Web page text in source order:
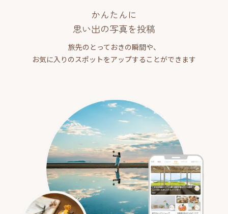
かんたんに
思い出の写真を投稿
旅先のとっておきの瞬間や、
お気に入りのスポットをアップすることができます